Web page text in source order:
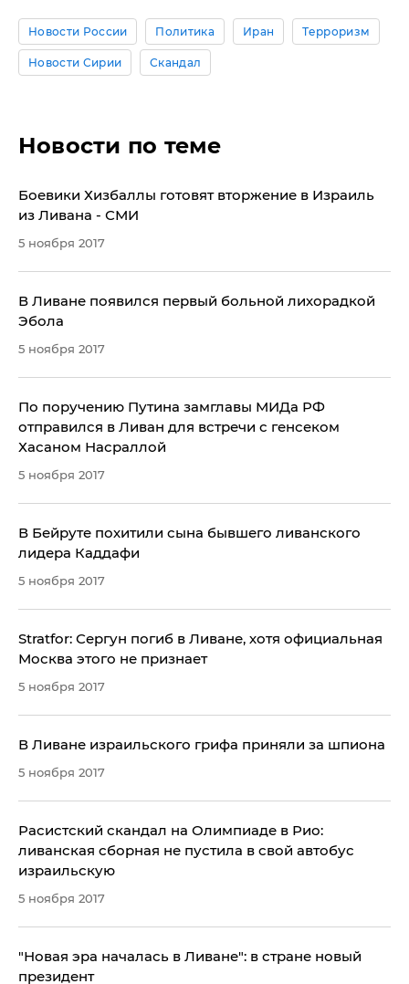
Новости России Политика Иран Терроризм
Новости Сирии Скандал
Новости по теме
Боевики Хизбаллы готовят вторжение в Израиль
из Ливана - СМИ
5 ноября 2017
В Ливане появился первый больной лихорадкой
Эбола
5 ноября 2017
По поручению Путина замглавы МИДа РФ
отправился в Ливан для встречи с генсеком
Хасаном Насраллой
5 ноября 2017
В Бейруте похитили сына бывшего ливанского
лидера Каддафи
5 ноября 2017
Stratfor: Сергун погиб в Ливане, хотя официальная
Москва этого не признает
5 ноября 2017
В Ливане израильского грифа приняли за шпиона
5 ноября 2017
Расистский скандал на Олимпиаде в Рио:
ливанская сборная не пустила в свой автобус
израильскую
5 ноября 2017
"Новая эра началась в Ливане": в стране новый
президент